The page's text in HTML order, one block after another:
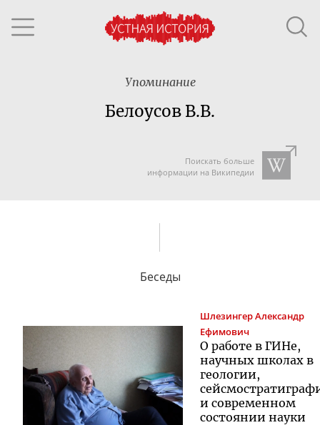
Упоминание
Белоусов В.В.
Поискать больше
информации на Википедии
Беседы
ШлезингерАлександр
Ефимович
О работе в ГИНе,
научных школах в
геологии,
и современном
состоянии науки